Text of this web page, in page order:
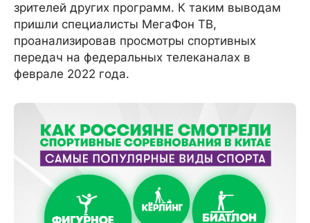
зрителей других программ. К таким выводам
пришли специалисты МегаФон ТВ,
проанализировав просмотры спортивных
передач на федеральных телеканалах в
феврале 2022 года.